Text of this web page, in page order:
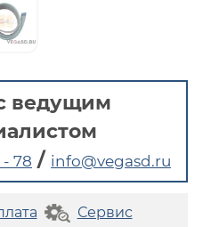
ведущим
- 78 / info@vegasd.ru
Сервис